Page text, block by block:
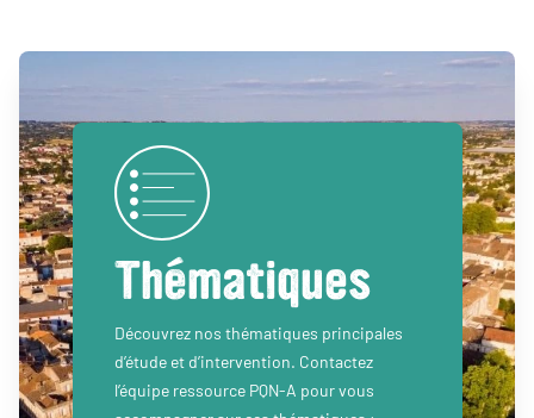
Thématiques
Découvrez nos thématiques principales
d’étude et d’intervention. Contactez
l’équipe ressource PQN-A pour vous